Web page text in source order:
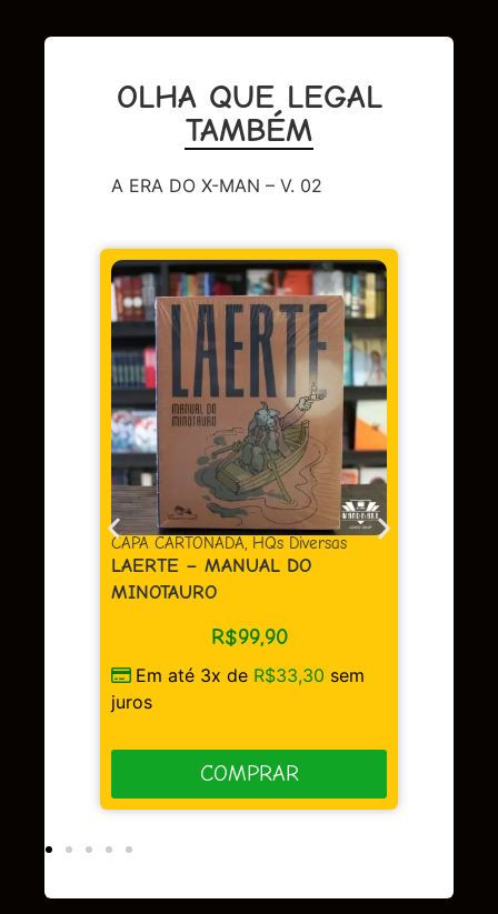
OLHA QUE LEGAL
TAMBÉM
A ERA DO X-MAN – V. 02
HQs Diversas
sem
CAPA DURA,HQs Diversas
BERLIM
Em até 3x de
juros
COMPRAR